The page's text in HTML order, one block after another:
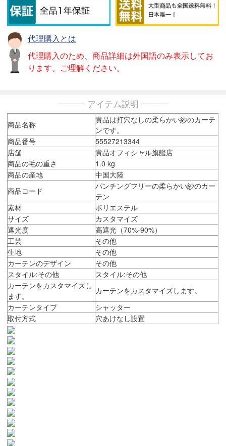
代理購入とは
代理購入のため、商品詳細は外国語のみ表示してお
ります。ご理解ください。
アイテム説明
商品名称
貴品は打穴なしの柔らかい紗のカーテ
ンです。
商品番号
55527213344
店舗
貴品オフィシャル旗艦店
商品の毛の重さ
1.0 kg
商品の産地
中国大陸
商品コード
パンチングフリーの柔らかい紗のカー
テン
素材
ポリエステル
サイズ
カスタマイズ
遮光度
高遮光（70%-90%）
工芸
その他
生地
その他
カーテンのデザイン
その他
スタイル:その他
スタイル:その他
カーテンをカスタマイズし
ます。
カーテンをカスタマイズします。
カーテンタイプ
シャッター
取付方式
穴あけなし設置